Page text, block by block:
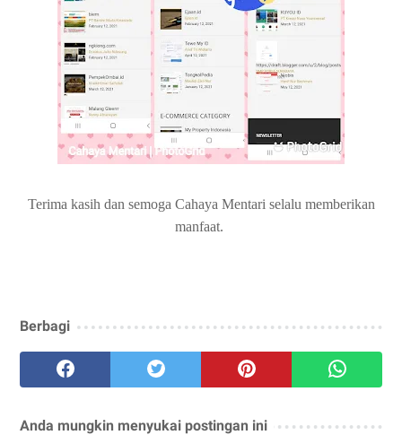
Terima kasih dan semoga Cahaya Mentari selalu memberikan
manfaat.
Berbagi
Anda mungkin menyukai postingan ini